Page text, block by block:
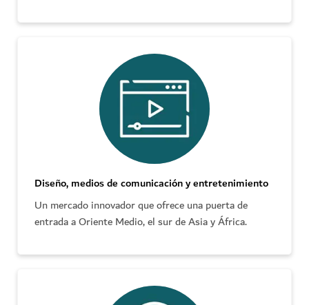
Diseño, medios de comunicación y entretenimiento
Un mercado innovador que ofrece una puerta de
entrada a Oriente Medio, el sur de Asia y África.